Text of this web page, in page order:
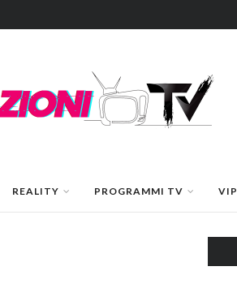
REALITY PROGRAMMI TV VIP